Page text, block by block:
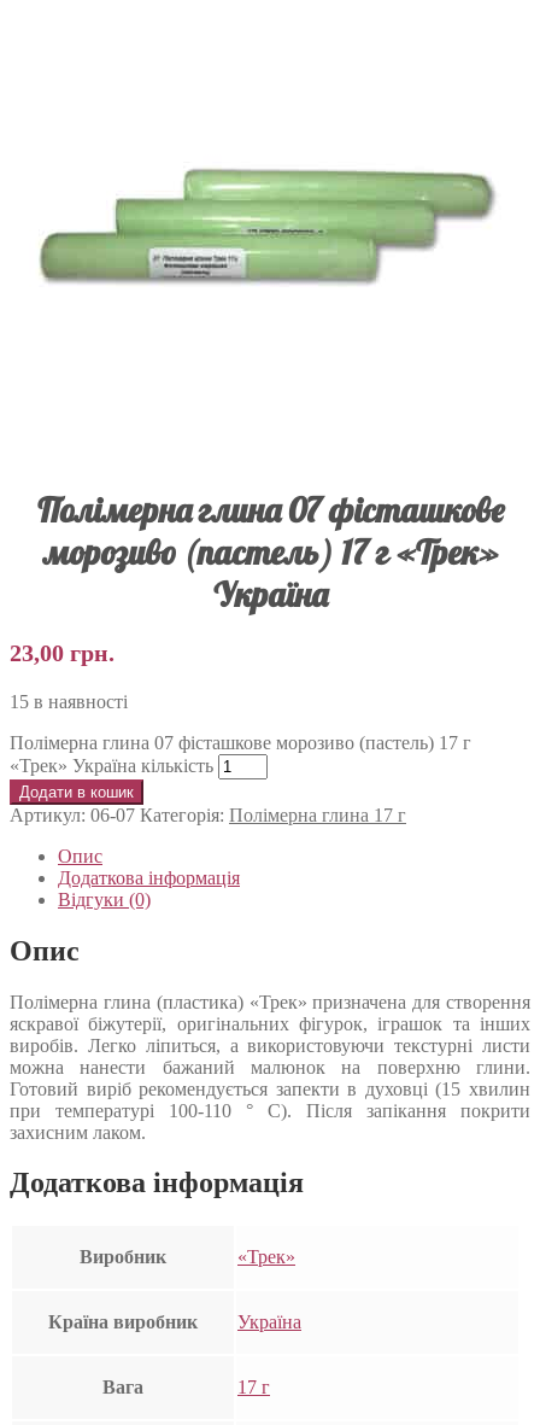
Полімерна глина 07 фісташкове
морозиво (пастель) 17 г «Трек»
Україна
23,00 грн.
15 в наявності
Полімерна глина 07 фісташкове морозиво (пастель) 17 г
«Трек» Україна кількість
Додати в кошик
Артикул: 06-07 Категорія: Полімерна глина 17 г
Опис
Додаткова інформація
Відгуки (0)
Опис
Полімерна глина (пластика) «Трек» призначена для створення
яскравої біжутерії, оригінальних фігурок, іграшок та інших
виробів. Легко ліпиться, а використовуючи текстурні листи
можна нанести бажаний малюнок на поверхню глини.
Готовий виріб рекомендується запекти в духовці (15 хвилин
при температурі 100-110 ° С). Після запікання покрити
захисним лаком.
Додаткова інформація
Виробник «Трек»
Країна виробник Україна
Вага 17 г